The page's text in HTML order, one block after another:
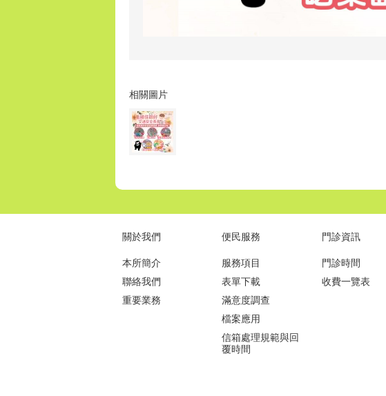
相關圖片
關於我們
本所簡介
聯絡我們
重要業務
便民服務
服務項目
表單下載
滿意度調查
檔案應用
信箱處理規範與回
覆時間
門診資訊
門診時間
收費一覽表